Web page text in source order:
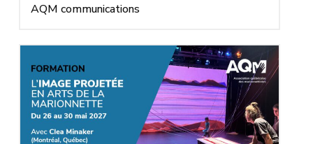
AQM communications